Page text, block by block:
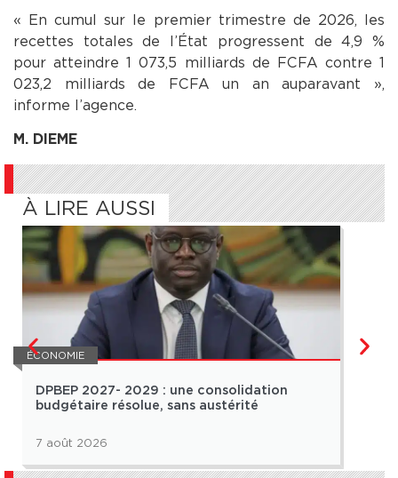
« En cumul sur le premier trimestre de 2026, les
recettes totales de l’État progressent de 4,9 %
pour atteindre 1 073,5 milliards de FCFA contre 1
023,2 milliards de FCFA un an auparavant »,
informe l’agence.
M. DIEME
À LIRE AUSSI
ÉCONOMIE
DPBEP 2027- 2029 : une consolidation
budgétaire résolue, sans austérité
7 août 2026